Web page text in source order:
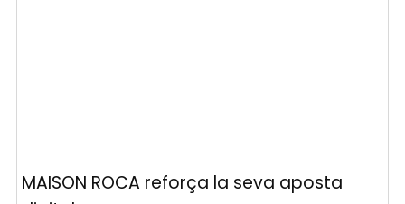
MAISON ROCA reforça la seva aposta